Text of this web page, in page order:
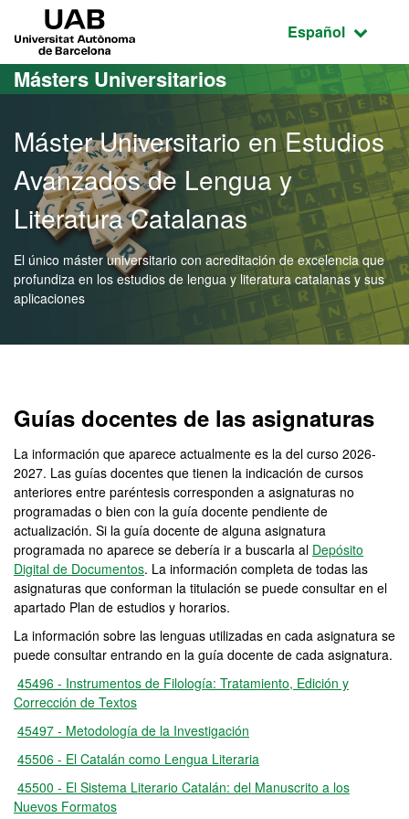
Acceso al contenido principal
Acceso a la navegación de la página
Idioma
Español
Másters Universitarios
Máster Universitario en Estudios
Avanzados de Lengua y
Literatura Catalanas
El único máster universitario con acreditación de excelencia que
profundiza en los estudios de lengua y literatura catalanas y sus
aplicaciones
Guías docentes de las asignaturas
La información que aparece actualmente es la del curso 2026-
2027. Las guías docentes que tienen la indicación de cursos
anteriores entre paréntesis corresponden a asignaturas no
programadas o bien con la guía docente pendiente de
actualización. Si la guía docente de alguna asignatura
programada no aparece se debería ir a buscarla al Depósito
Digital de Documentos. La información completa de todas las
asignaturas que conforman la titulación se puede consultar en el
apartado Plan de estudios y horarios.
La información sobre las lenguas utilizadas en cada asignatura se
puede consultar entrando en la guía docente de cada asignatura.
45496 - Instrumentos de Filología: Tratamiento, Edición y
Corrección de Textos
45497 - Metodología de la Investigación
45506 - El Catalán como Lengua Literaria
45500 - El Sistema Literario Catalán: del Manuscrito a los
Nuevos Formatos